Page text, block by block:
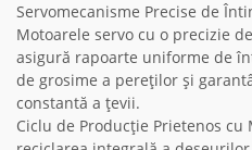
Servomecanisme Precise de
Motoarele servo cu o precizie
asigură rapoarte uniforme de
de grosime a pereților și
constantă a țevii.
Ciclu de Producție Prietenos cu